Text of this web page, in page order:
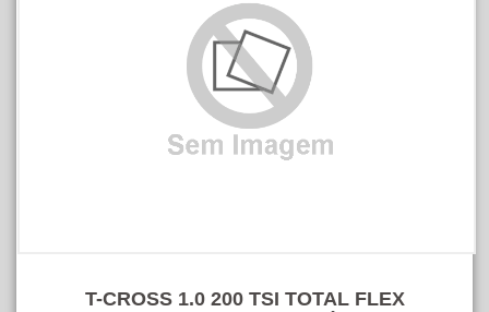
T-CROSS 1.0 200 TSI TOTAL FLEX